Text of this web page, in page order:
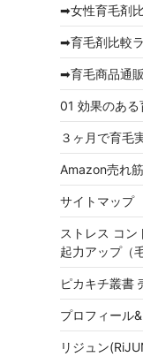
➡女性育毛剤
➡育毛剤比較
➡育毛商品通
01 効果のあ
３ヶ月で育毛
Amazon売れ
サイトマップ
ストレス コン
起力アップ（
ピカキチ叢書
プロフィール
リジュン